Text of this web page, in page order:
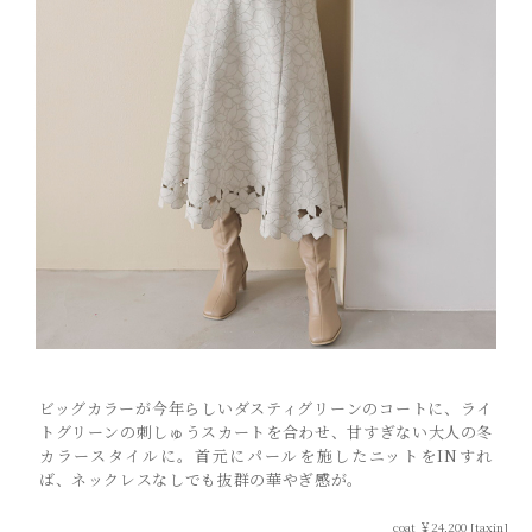
ビッグカラーが今年らしいダスティグリーンのコートに、ライ
トグリーンの刺しゅうスカートを合わせ、甘すぎない大人の冬
カラースタイルに。首元にパールを施したニットをINすれ
ば、ネックレスなしでも抜群の華やぎ感が。
coat ￥24,200 [taxin]